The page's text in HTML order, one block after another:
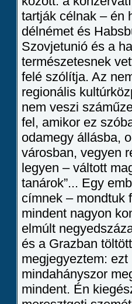
tartják célnak – én
délnémet és
Szovjetunió és a
természetesnek
felé szólítja. Az
regionális
nem veszi
fel, amikor ez
odamegy állásba,
városban, vegyen
legyen – váltott
tanárok”... Egy
címnek – mondtuk
mindent nagyon
elmúlt
és a Grazban
megjegyeztem:
mindahányszor
mindent. Én